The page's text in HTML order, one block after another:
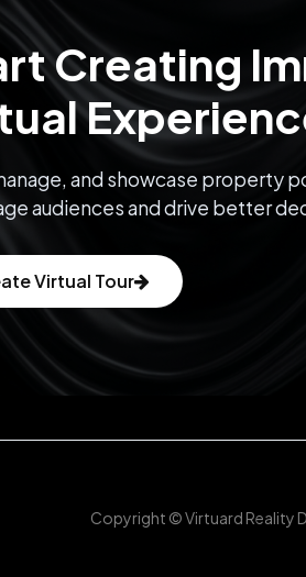
Creating
and showcase property
audiences and drive better
Virtual Tour
Copyright © Virtuard Reality